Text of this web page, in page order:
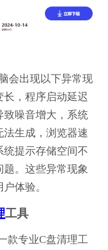
会出现以下异常现
，程序启动延迟
致噪音增大，系统
生成，浏览器速
统提示存储空间不
。这些异常现象
体验。
工具
款专业C盘清理工